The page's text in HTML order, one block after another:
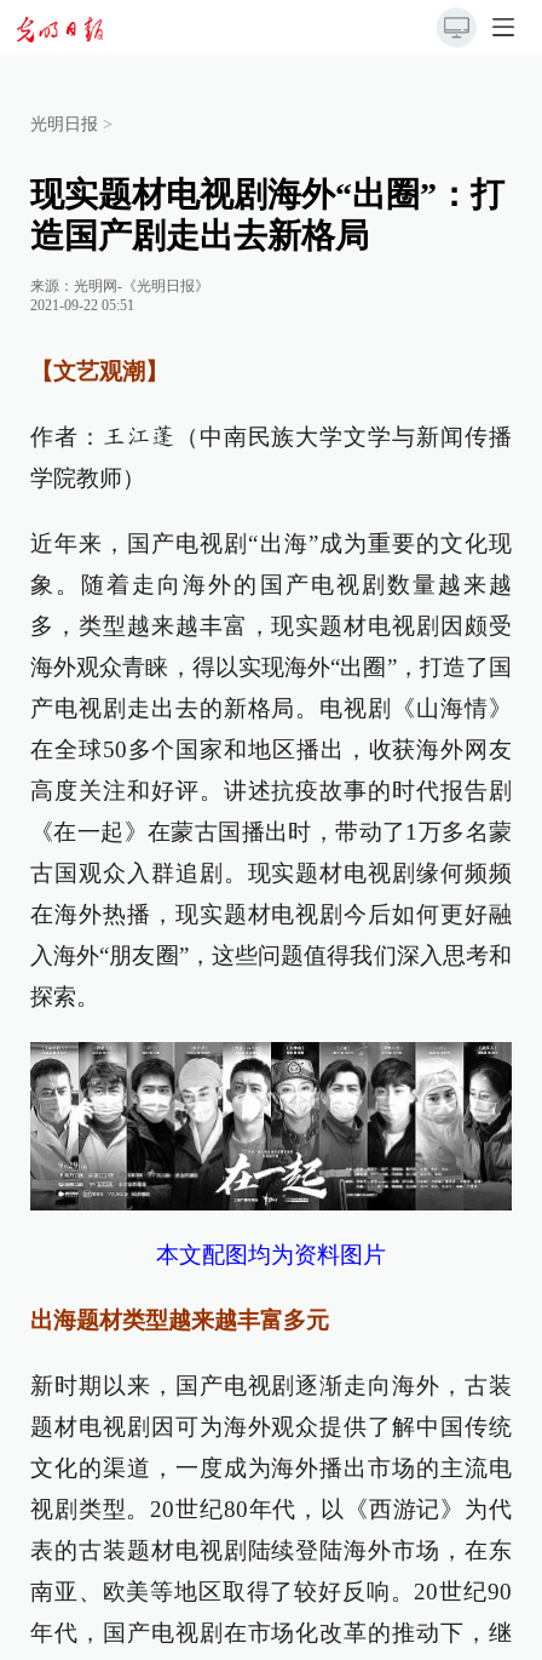
光明日报 >
现实题材电视剧海外“出圈”：打
造国产剧走出去新格局
来源： 光明网-《光明日报》
2021-09-22 05:51
【文艺观潮】
作者： 王江蓬
（中南民族大学文学与新闻传播
学院教师）
近年来，国产电视剧“出海”成为重要的文化现
象。随着走向海外的国产电视剧数量越来越
多，类型越来越丰富，现实题材电视剧因颇受
海外观众青睐，得以实现海外“出圈”，打造了国
产电视剧走出去的新格局。电视剧《山海情》
在全球50多个国家和地区播出，收获海外网友
高度关注和好评。讲述抗疫故事的时代报告剧
《在一起》在蒙古国播出时，带动了1万多名蒙
古国观众入群追剧。现实题材电视剧缘何频频
在海外热播，现实题材电视剧今后如何更好融
入海外“朋友圈”，这些问题值得我们深入思考和
探索。
本文配图均为资料图片
出海题材类型越来越丰富多元
新时期以来，国产电视剧逐渐走向海外，古装
题材电视剧因可为海外观众提供了解中国传统
文化的渠道，一度成为海外播出市场的主流电
视剧类型。20世纪80年代，以《西游记》为代
表的古装题材电视剧陆续登陆海外市场，在东
南亚、欧美等地区取得了较好反响。20世纪90
年代，国产电视剧在市场化改革的推动下，继